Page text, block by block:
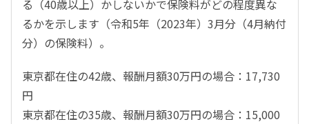
る（40歳以上）かしないかで保険料がどの程度異な
るかを示します（令和5年（2023年）3月分（4月納付
分）の保険料）。
東京都在住の42歳、報酬月額30万円の場合：17,730
円
東京都在住の35歳、報酬月額30万円の場合：15,000